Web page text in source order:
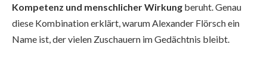
Kompetenz und menschlicher Wirkung beruht. Genau
diese Kombination erklärt, warum Alexander Flörsch ein
Name ist, der vielen Zuschauern im Gedächtnis bleibt.